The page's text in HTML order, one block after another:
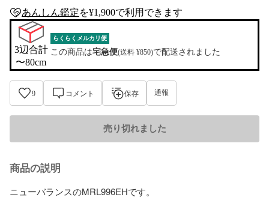
anshin-appraisal-tag
あんしん鑑定を¥1,900で利用できます
3辺合計
〜80cm
らくらくメルカリ便
この商品は宅急便(送料 ¥850)で配送されました
9 コメント 保存 通報
売り切れました
商品の説明
ニューバランスのMRL996EHです。